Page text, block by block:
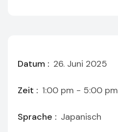
Datum : 26. Juni 2025
Zeit : 1:00 pm - 5:00 pm
Sprache : Japanisch